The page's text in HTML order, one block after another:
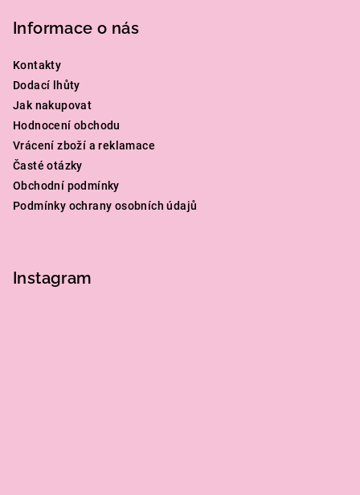
Informace o nás
Kontakty
Dodací lhůty
Jak nakupovat
Hodnocení obchodu
Vrácení zboží a reklamace
Časté otázky
Obchodní podmínky
Podmínky ochrany osobních údajů
Instagram